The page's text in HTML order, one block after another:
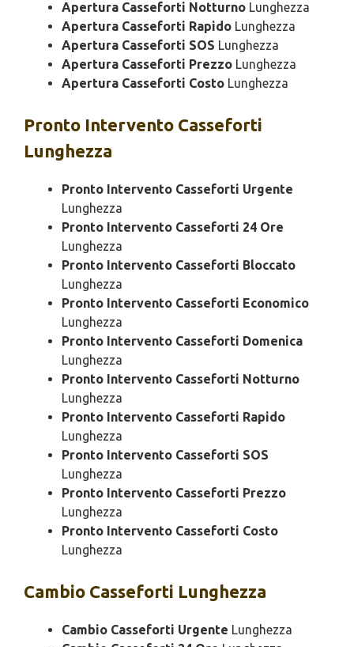
Apertura Casseforti Notturno Lunghezza
Apertura Casseforti Rapido Lunghezza
Apertura Casseforti SOS Lunghezza
Apertura Casseforti Prezzo Lunghezza
Apertura Casseforti Costo Lunghezza
Pronto Intervento Casseforti
Lunghezza
Pronto Intervento Casseforti Urgente
Lunghezza
Pronto Intervento Casseforti 24 Ore
Lunghezza
Pronto Intervento Casseforti Bloccato
Lunghezza
Pronto Intervento Casseforti Economico
Lunghezza
Pronto Intervento Casseforti Domenica
Lunghezza
Pronto Intervento Casseforti Notturno
Lunghezza
Pronto Intervento Casseforti Rapido
Lunghezza
Pronto Intervento Casseforti SOS
Lunghezza
Pronto Intervento Casseforti Prezzo
Lunghezza
Pronto Intervento Casseforti Costo
Lunghezza
Cambio Casseforti Lunghezza
Cambio Casseforti Urgente Lunghezza